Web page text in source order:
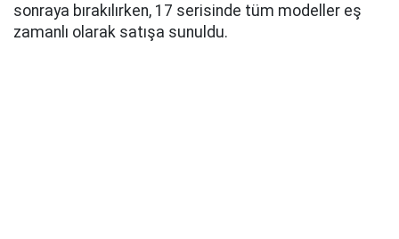
sonraya bırakılırken, 17 serisinde tüm modeller eş
zamanlı olarak satışa sunuldu.